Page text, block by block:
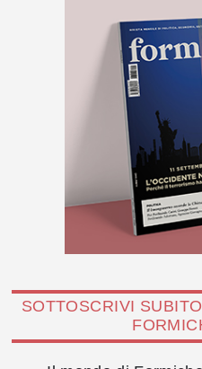
SOTTOSCRIVI